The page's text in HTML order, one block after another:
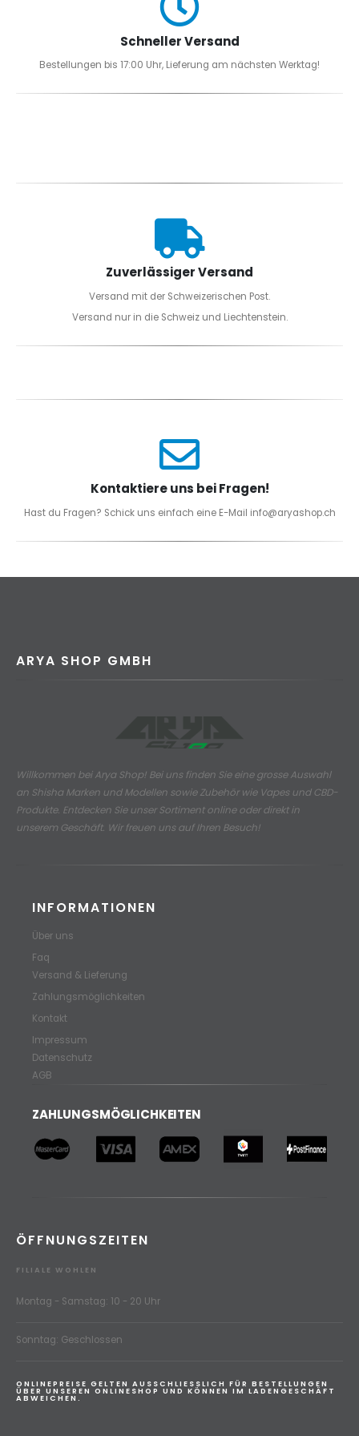
Schneller Versand
Bestellungen bis 17:00 Uhr, Lieferung am nächsten Werktag!
Zuverlässiger Versand
Versand mit der Schweizerischen Post.
Versand nur in die Schweiz und Liechtenstein.
Kontaktiere uns bei Fragen!
Hast du Fragen? Schick uns einfach eine E-Mail info@aryashop.ch
ARYA SHOP GMBH
Willkommen bei Arya Shop! Bei uns finden Sie eine grosse Auswahl
an Shisha Marken und Modellen sowie Zubehör wie Vapes und CBD-
Produkte. Entdecken Sie unser Sortiment online oder direkt in
unserem Geschäft. Wir freuen uns auf Ihren Besuch!
INFORMATIONEN
Über uns
Faq
Versand & Lieferung
Zahlungsmöglichkeiten
Kontakt
Impressum
Datenschutz
AGB
ZAHLUNGSMÖGLICHKEITEN
ÖFFNUNGSZEITEN
FILIALE WOHLEN
Montag - Samstag: 10 - 20 Uhr
Sonntag: Geschlossen
ONLINEPREISE GELTEN AUSSCHLIESSLICH FÜR BESTELLUNGEN
ÜBER UNSEREN ONLINESHOP UND KÖNNEN IM LADENGESCHÄFT
ABWEICHEN.